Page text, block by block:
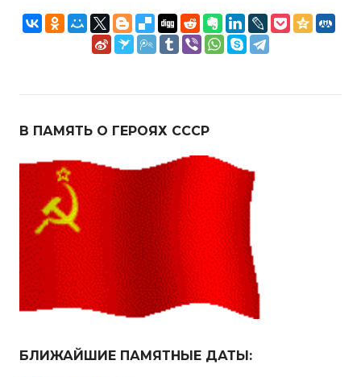
записям
В ПАМЯТЬ О ГЕРОЯХ СССР
БЛИЖАЙШИЕ ПАМЯТНЫЕ ДАТЫ: